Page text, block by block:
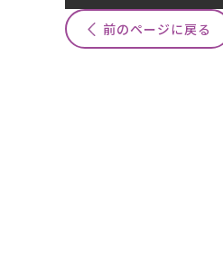
前のページに戻る